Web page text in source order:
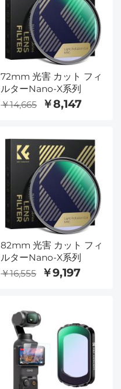
72mm 光害 カット フィ
ルターNano-X系列
￥14,665
￥8,147
82mm 光害 カット フィ
ルターNano-X系列
￥16,555
￥9,197